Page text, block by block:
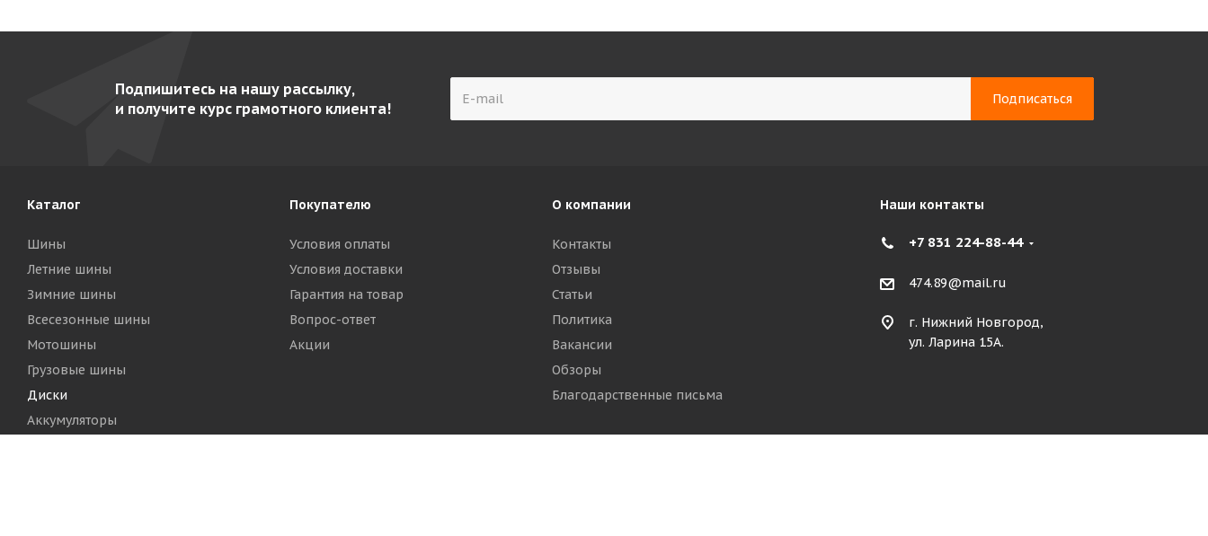
Подпишитесь на нашу рассылку,
и получите курс грамотного клиента!
Каталог
Шины
Летние шины
Зимние шины
Всесезонные шины
Мотошины
Грузовые шины
Диски
Аккумуляторы
Покупателю
Условия оплаты
Условия доставки
Гарантия на товар
Вопрос-ответ
Акции
О компании
Контакты
Отзывы
Статьи
Политика
Вакансии
Обзоры
Благодарственные письма
Наши контакты
+7 831 224-88-44
474.89@mail.ru
г. Нижний Новгород,
ул. Ларина 15А.